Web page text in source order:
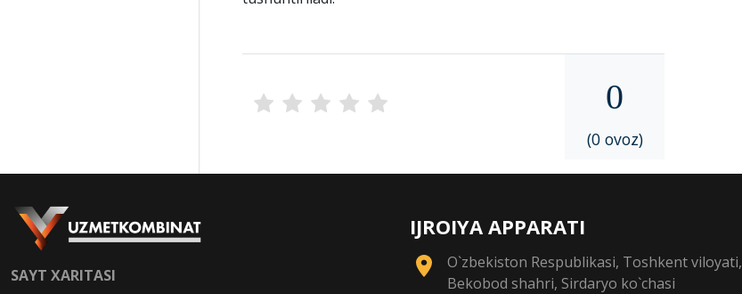
0
(0 ovoz)
SAYT XARITASI
IJROIYA APPARATI
O`zbekiston Respublikasi, Toshkent viloyati,
Bekobod shahri, Sirdaryo ko`chasi